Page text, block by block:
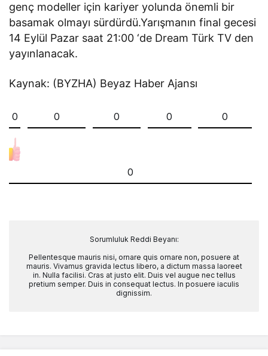
genç modeller için kariyer yolunda önemli bir
basamak olmayı sürdürdü.Yarışmanın final gecesi
14 Eylül Pazar saat 21:00 ‘de Dream Türk TV den
yayınlanacak.
Kaynak: (BYZHA) Beyaz Haber Ajansı
0 0 0 0 0
0
Sorumluluk Reddi Beyanı:
Pellentesque mauris nisi, ornare quis ornare non, posuere at
mauris. Vivamus gravida lectus libero, a dictum massa laoreet
in. Nulla facilisi. Cras at justo elit. Duis vel augue nec tellus
pretium semper. Duis in consequat lectus. In posuere iaculis
dignissim.